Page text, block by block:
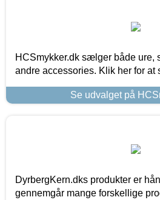
HCSmykker.dk sælger både ure,
andre accessories. Klik her for at
Se udvalget på
DyrbergKern.dks produkter er
gennemgår mange forskellige